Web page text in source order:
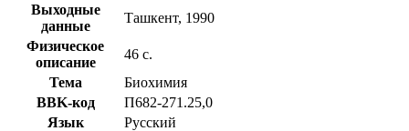
Выходные
данные
Ташкент, 1990
Физическое
описание
46 с.
Тема
Биохимия
BBK-код
П682-271.25,0
Язык
Русский